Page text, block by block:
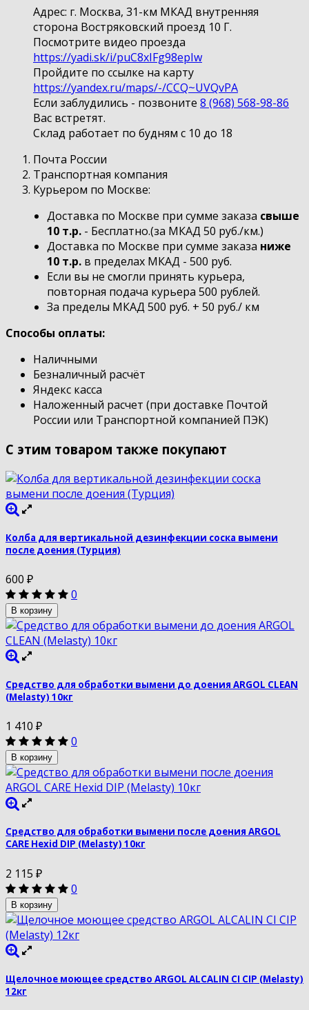
Адрес: г. Москва, 31-км МКАД внутренняя
сторона Востряковский проезд 10 Г.
Посмотрите видео проезда
https://yadi.sk/i/puC8xIFg98epIw
Пройдите по ссылке на карту
https://yandex.ru/maps/-/CCQ~UVQvPA
Если заблудились - позвоните 8 (968) 568-98-86
Вас встретят.
Склад работает по будням с 10 до 18
Почта России
Транспортная компания
Курьером по Москве:
Доставка по Москве при сумме заказа свыше
10 т.р. - Бесплатно.(за МКАД 50 руб./км.)
Доставка по Москве при сумме заказа ниже
10 т.р. в пределах МКАД - 500 руб.
Если вы не смогли принять курьера,
повторная подача курьера 500 рублей.
За пределы МКАД 500 руб. + 50 руб./ км
Способы оплаты:
Наличными
Безналичный расчёт
Яндекс касса
Наложенный расчет (при доставке Почтой
России или Транспортной компанией ПЭК)
С этим товаром также покупают
Колба для вертикальной дезинфекции соска вымени
после доения (Турция)
600 ₽
0
В корзину
Средство для обработки вымени до доения ARGOL CLEAN
(Melasty) 10кг
1 410 ₽
0
В корзину
Средство для обработки вымени после доения ARGOL
CARE Hexid DIP (Melasty) 10кг
2 115 ₽
0
В корзину
Щелочное моющее средство ARGOL ALCALIN CI CIP (Melasty)
12кг